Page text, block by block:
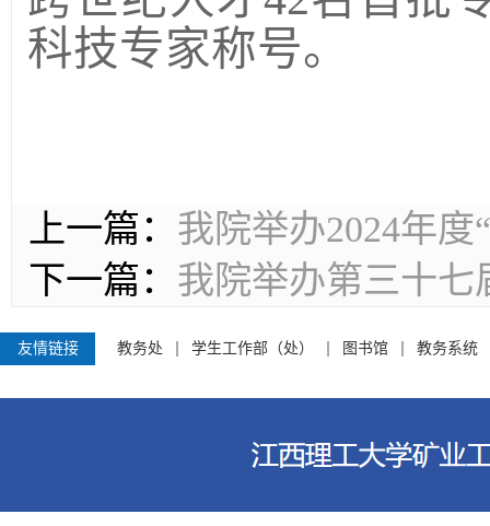
科技专家称号。
上一篇： 我院举办2024年
下一篇： 我院举办第三十七
友情链接 教务处 学生工作部（处） 图书馆 教务系统